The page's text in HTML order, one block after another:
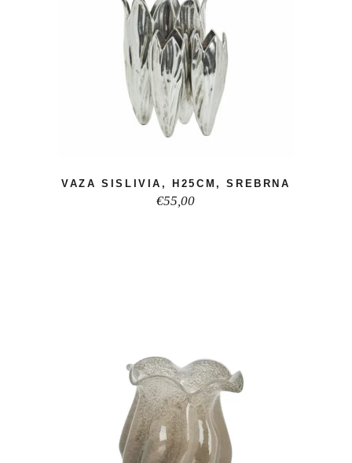
VAZA SISLIVIA, H25CM, SREBRNA
€55,00